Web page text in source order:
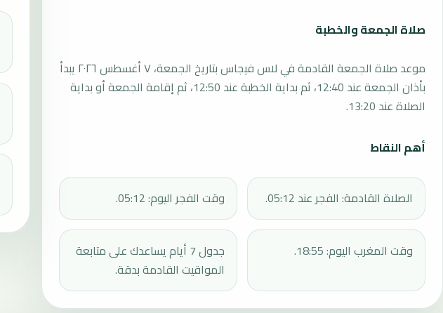
صلاة الجمعة والخطبة
موعد صلاة الجمعة القادمة في لاس فيجاس بتاريخ الجمعة، ٧ أغسطس ٢٠٢٦ يبدأ
بأذان الجمعة عند 12:40، ثم بداية الخطبة عند 12:50، ثم إقامة الجمعة أو بداية
الصلاة عند 13:20.
أهم النقاط
الصلاة القادمة: الفجر عند 05:12. وقت الفجر اليوم: 05:12.
وقت المغرب اليوم: 18:55.
جدول 7 أيام يساعدك على متابعة
المواقيت القادمة بدقة.